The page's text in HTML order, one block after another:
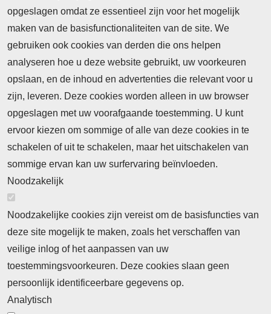
opgeslagen omdat ze essentieel zijn voor het mogelijk
maken van de basisfunctionaliteiten van de site. We
gebruiken ook cookies van derden die ons helpen
analyseren hoe u deze website gebruikt, uw voorkeuren
opslaan, en de inhoud en advertenties die relevant voor u
zijn, leveren. Deze cookies worden alleen in uw browser
opgeslagen met uw voorafgaande toestemming. U kunt
ervoor kiezen om sommige of alle van deze cookies in te
schakelen of uit te schakelen, maar het uitschakelen van
sommige ervan kan uw surfervaring beïnvloeden.
Noodzakelijk
Noodzakelijke cookies zijn vereist om de basisfuncties van
deze site mogelijk te maken, zoals het verschaffen van
veilige inlog of het aanpassen van uw
toestemmingsvoorkeuren. Deze cookies slaan geen
persoonlijk identificeerbare gegevens op.
Analytisch
Nieuws
Neem contact op
Algemene Leveringsvoorwaarden
Cookieverklaring
Privacyverklaring
Abonnementinformatie Inlogprocedure
Nieuws
Laatste nieuws